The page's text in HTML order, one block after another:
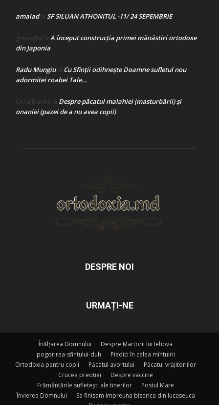
amaladla SF SILUAN ATHONITUL -11/ 24 SEPEMBRIE
gheorghe la A început construcţia primei mănăstiri ortodoxe
din Japonia
Radu Mungiula Cu Sfinții odihnește Doamne sufletul nou
adormitei roabei Tale…
Crina Marina la Despre păcatul malahiei (masturbării) şi
onaniei (pazei de a nu avea copii)
DESPRE NOI
URMAȚI-NE
Înălțarea Domnului
Despre Martorii lui Iehova
pogorirea-sfintului-duh
Piedici în calea mîntuirii
Ortodoxia pentru copii
Păcatul avortului
Păcatul vrăjitoriilor
Crucea preoției
Despre vaccine
Frământările sufletești ale tinerilor
Postul Mare
Învierea Domnului
Sa finisam impreuna biserica din lucaseuca